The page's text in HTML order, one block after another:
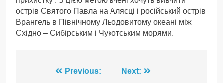
острів Святого Павла на Алясці і російський острів
Врангель в Північному Льодовитому океані між
Східно – Сибірським і Чукотським морями.
НавігаціяPrevious: Next: